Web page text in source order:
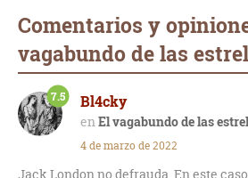
Comentarios y
vagabundo de las
Bl4cky
El vagabundo de las
7.5
4 de marzo de 2022
Jack London no defrauda. En este